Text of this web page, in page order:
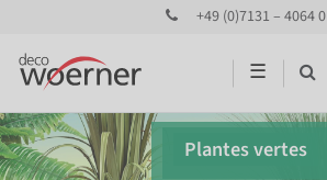
+49 (0)7131 – 4064 0
☰
Plantes vertes